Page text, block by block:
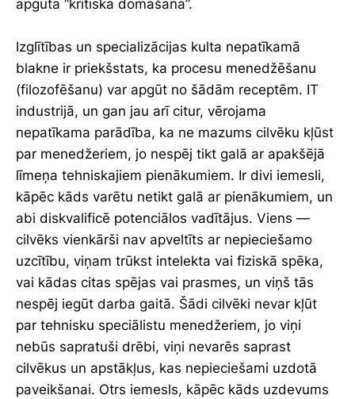
apgūta “kritiskā domāšana”.
Izglītības un specializācijas kulta nepatīkamā
blakne ir priekšstats, ka procesu menedžēšanu
(filozofēšanu) var apgūt no šādām receptēm. IT
industrijā, un gan jau arī citur, vērojama
nepatīkama parādība, ka ne mazums cilvēku kļūst
par menedžeriem, jo nespēj tikt galā ar apakšējā
līmeņa tehniskajiem pienākumiem. Ir divi iemesli,
kāpēc kāds varētu netikt galā ar pienākumiem, un
abi diskvalificē potenciālos vadītājus. Viens —
cilvēks vienkārši nav apveltīts ar nepieciešamo
uzcītību, viņam trūkst intelekta vai fiziskā spēka,
vai kādas citas spējas vai prasmes, un viņš tās
nespēj iegūt darba gaitā. Šādi cilvēki nevar kļūt
par tehnisku speciālistu menedžeriem, jo viņi
nebūs sapratuši drēbi, viņi nevarēs saprast
cilvēkus un apstākļus, kas nepieciešami uzdotā
paveikšanai. Otrs iemesls, kāpēc kāds uzdevums